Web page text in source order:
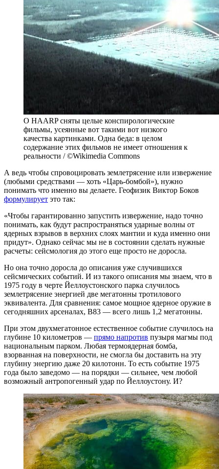
О HAARP сняты целые конспирологические
фильмы, усеянные вот такими вот низкого
качества картинками. Одна беда: в целом
содержание этих фильмов не имеет отношения к
реальности / ©Wikimedia Commons
А ведь чтобы спровоцировать землетрясение или извержение
(любыми средствами — хоть «Царь-бомбой»), нужно
понимать что именно вы делаете. Геофизик Виктор Боков
формулирует это так:
«Чтобы гарантированно запустить извержение, надо точно
понимать, как будут распространяться ударные волны от
ядерных взрывов в верхних слоях мантии и куда именно они
придут». Однако сейчас мы не в состоянии сделать нужные
расчеты: сейсмология до этого еще просто не доросла.
Но она точно доросла до описания уже случившихся
сейсмических событий. И из такого описания мы знаем, что в
1975 году в черте Йеллоустонского парка случилось
землетрясение энергией две мегатонны тротилового
эквивалента. Для сравнения: самое мощное ядерное оружие в
сегодняшних арсеналах, В83 — всего лишь 1,2 мегатонны.
При этом двухмегатонное естественное событие случилось на
глубине 10 километров — прямо напротив пузыря магмы под
национальным парком. Любая термоядерная бомба,
взорванная на поверхности, не смогла бы доставить на эту
глубину энергию даже 20 килотонн. То есть событие 1975
года было заведомо — на порядки — сильнее, чем любой
возможный антропогенный удар по Йеллоустону. И?